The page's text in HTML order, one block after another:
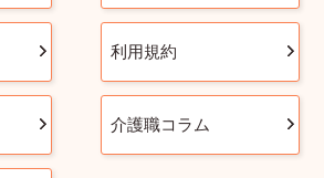
利用規約
介護職コラム